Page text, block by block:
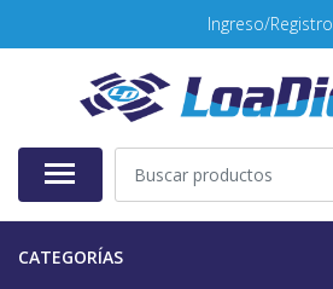
Ingreso/Registro
CATEGORÍAS